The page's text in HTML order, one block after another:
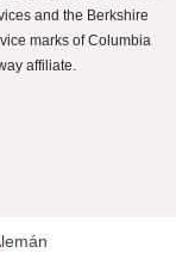
and the Berkshire
marks of Columbia
affiliate.